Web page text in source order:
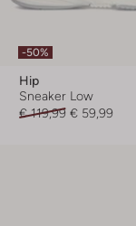
-50%
Hip
Sneaker Low
€ 119,99 € 59,99